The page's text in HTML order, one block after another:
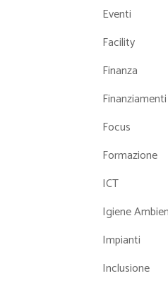
Eventi
Facility
Finanza
Finanziamenti
Focus
Formazione
ICT
Igiene
Impianti
Inclusione